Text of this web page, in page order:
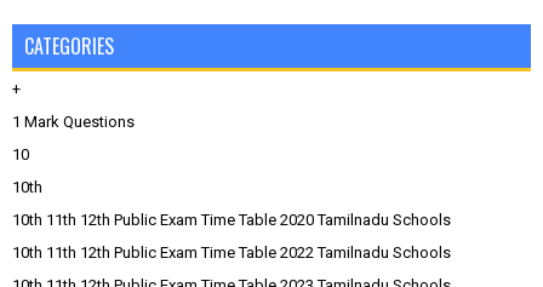
CATEGORIES
+
1 Mark Questions
10
10th
10th 11th 12th Public Exam Time Table 2020 Tamilnadu Schools
10th 11th 12th Public Exam Time Table 2022 Tamilnadu Schools